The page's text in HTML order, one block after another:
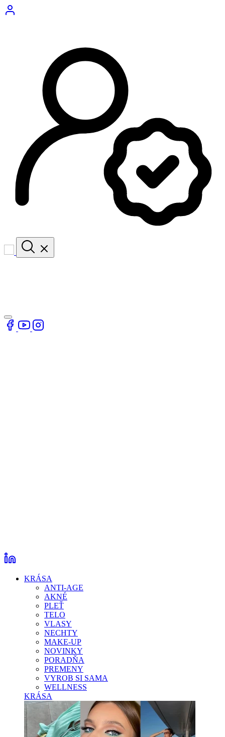
KRÁSA
ANTI-AGE
AKNÉ
PLEŤ
TELO
VLASY
NECHTY
MAKE-UP
NOVINKY
PORADŇA
PREMENY
VYROB SI SAMA
WELLNESS
KRÁSA